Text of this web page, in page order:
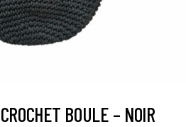
BOULE – NOIR